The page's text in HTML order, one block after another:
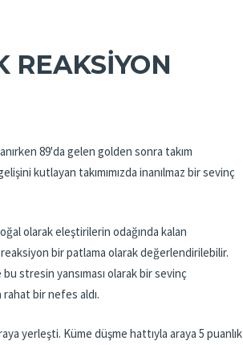
REAKSİYON
89'da gelen golden sonra takım
kutlayan takımımızda inanılmaz bir sevinç
olarak eleştirilerin odağında kalan
bir patlama olarak değerlendirilebilir.
bu stresin yansıması olarak bir sevinç
rahat bir nefes aldı.
yerleşti. Küme düşme hattıyla araya 5 puanlık